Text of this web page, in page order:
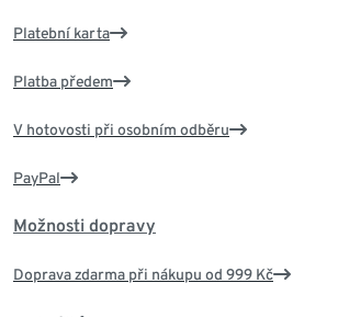
Platební karta
Platba předem
V hotovosti při osobním odběru
PayPal
Možnosti dopravy
Doprava zdarma při nákupu od 999 Kč